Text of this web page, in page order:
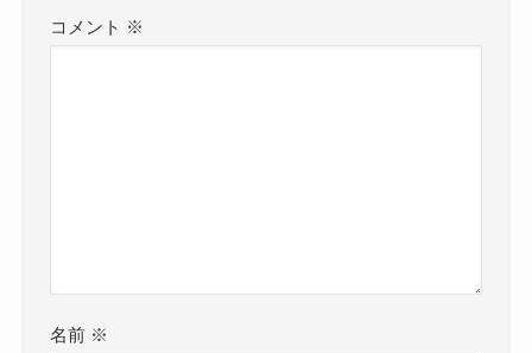
コメント ※
名前 ※